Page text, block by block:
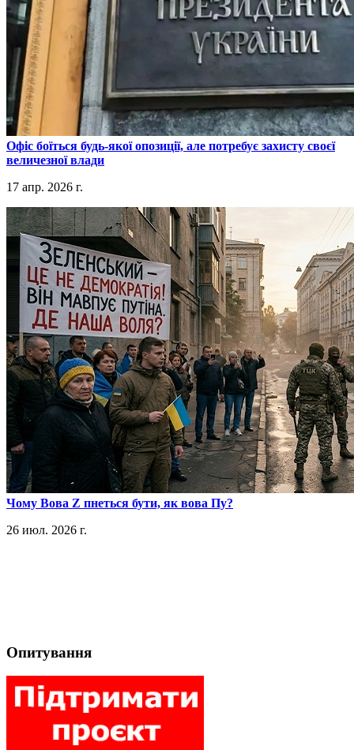
​Офіс боїться будь-якої опозиції, але потребує захисту своєї
величезної влади
17 апр. 2026 г.
​Чому Вова Z пнеться бути, як вова Пу?
26 июл. 2026 г.
Опитування